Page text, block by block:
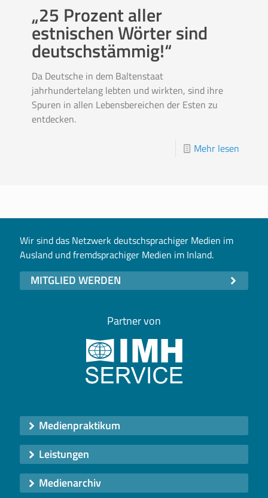
„25 Prozent aller
estnischen Wörter sind
deutschstämmig!“
Da Deutsche in dem Baltenstaat
jahrhundertelang lebten und wirkten, sind ihre
Spuren in allen Lebensbereichen der Esten zu
entdecken.
Mehr lesen
Wir sind das Netzwerk deutschsprachiger Medien im
Ausland und fremdsprachiger Medien im Inland.
MITGLIED WERDEN
Partner von
Medienpraktikum
Leistungen
Medienarchiv